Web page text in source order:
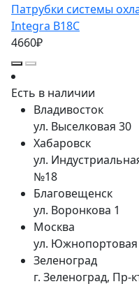
Патрубки системы
Integra B18C
4660₽
Есть в наличии
Владивосток
ул. Выселковая 30
Хабаровск
ул.
№18
Благовещенск
ул. Воронкова 1
Москва
ул. Южнопортовая
Зеленоград
г. Зеленоград, Пр-